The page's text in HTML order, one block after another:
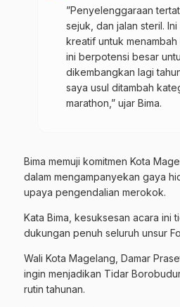
​”Penyelenggaraan
sejuk, dan jalan steril.
kreatif untuk menambah
ini berpotensi besar
dikembangkan lagi
saya usul ditambah
marathon,” ujar Bima.
​Bima memuji komitmen Kota
dalam mengampanyekan gaya
upaya pengendalian merokok.
Kata Bima, kesuksesan acara ini
dukungan penuh seluruh unsur
​Wali Kota Magelang, Damar
ingin menjadikan Tidar
rutin tahunan.